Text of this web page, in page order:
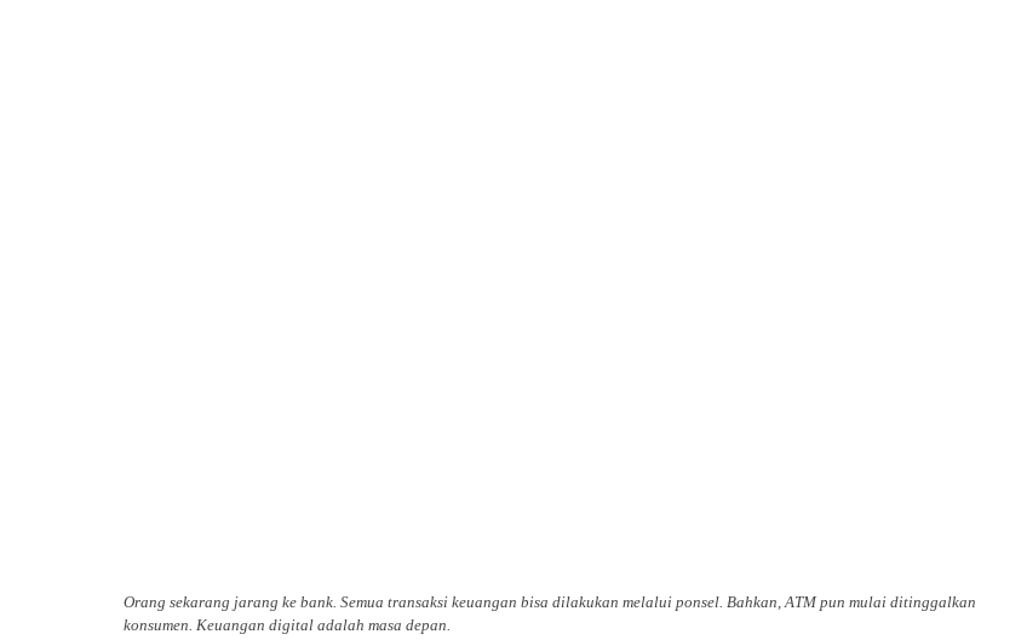
Orang sekarang jarang ke bank. Semua transaksi keuangan bisa dilakukan melalui ponsel. Bahkan, ATM pun mulai ditinggalkan
konsumen. Keuangan digital adalah masa depan.